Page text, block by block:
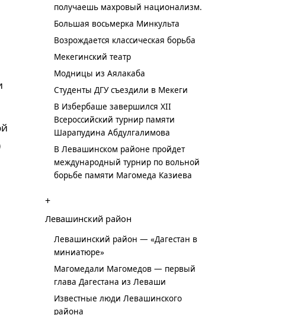
получаешь махровый национализм.
Большая восьмерка Минкульта
Возрождается классическая борьба
Мекегинский театр
Модницы из Аялакаба
Студенты ДГУ съездили в Мекеги
В Избербаше завершился XII
Всероссийский турнир памяти
Шарапудина Абдулгалимова
В Левашинском районе пройдет
международный турнир по вольной
борьбе памяти Магомеда Казиева
+
Левашинский район
Левашинский район — «Дагестан в
миниатюре»
Магомедали Магомедов — первый
глава Дагестана из Леваши
Известные люди Левашинского
района